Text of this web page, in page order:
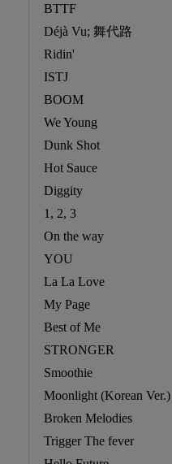
BTTF
Déjà Vu; 舞代路
Ridin'
ISTJ
BOOM
We Young
Dunk Shot
Hot Sauce
Diggity
1, 2, 3
On the way
YOU
La La Love
My Page
Best of Me
STRONGER
Smoothie
Moonlight (Korean Ver.)
Broken Melodies
Trigger The fever